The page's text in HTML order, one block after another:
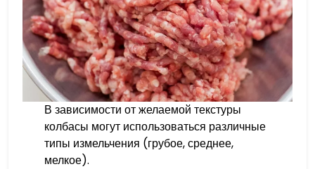
В зависимости от желаемой текстуры
колбасы могут использоваться различные
типы измельчения (грубое, среднее,
мелкое).